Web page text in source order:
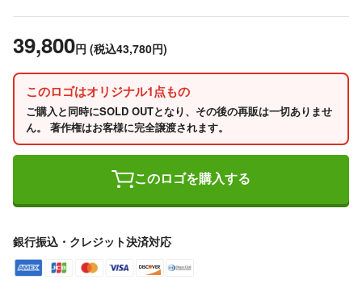
39,800円 (税込43,780円)
このロゴはオリジナル1点もの
ご購入と同時にSOLD OUTとなり、その後の再販は一切ありませ
ん。 著作権はお客様に完全譲渡されます。
このロゴを購入する
銀行振込・クレジット決済対応